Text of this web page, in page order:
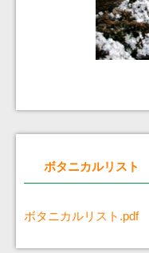
ボタニカルリスト
ボタニカルリスト.pdf